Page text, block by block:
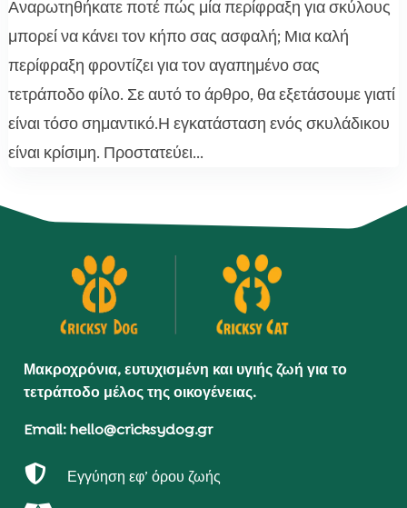
Αναρωτηθήκατε ποτέ πώς μία περίφραξη για σκύλους
μπορεί να κάνει τον κήπο σας ασφαλή; Μια καλή
περίφραξη φροντίζει για τον αγαπημένο σας
τετράποδο φίλο. Σε αυτό το άρθρο, θα εξετάσουμε γιατί
είναι τόσο σημαντικό.Η εγκατάσταση ενός σκυλάδικου
είναι κρίσιμη. Προστατεύει...
Μακροχρόνια, ευτυχισμένη και υγιής ζωή για το
τετράποδο μέλος της οικογένειας.
Email: hello@cricksydog.gr
 Εγγύηση εφ’ όρου ζωής